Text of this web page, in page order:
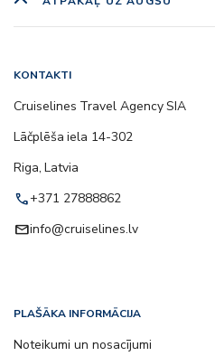
KONTAKTI
Cruiselines Travel Agency SIA
Lāčplēša iela 14-302
Riga, Latvia
call+371 27888862
emailinfo@cruiselines.lv
PLAŠĀKA INFORMĀCIJA
Noteikumi un nosacījumi